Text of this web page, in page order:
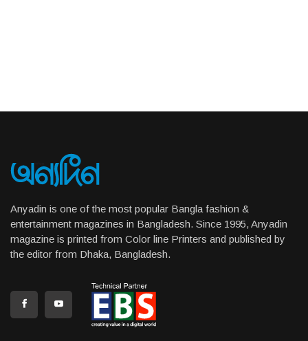
Anyadin is one of the most popular Bangla fashion &
entertainment magazines in Bangladesh. Since 1995, Anyadin
magazine is printed from Color line Printers and published by
the editor from Dhaka, Bangladesh.